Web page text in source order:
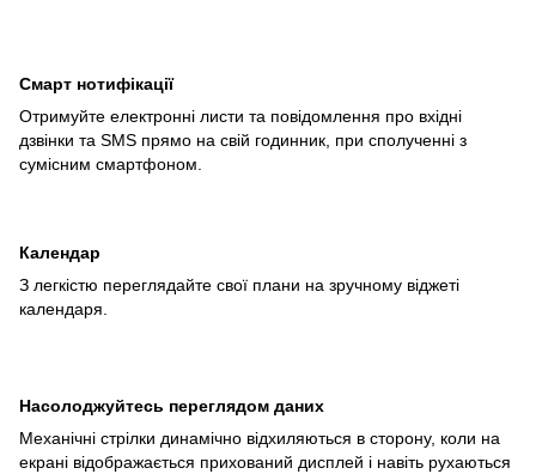
Смарт нотифікації
Отримуйте електронні листи та повідомлення про вхідні
дзвінки та SMS прямо на свій годинник, при сполученні з
сумісним смартфоном.
Календар
З легкістю переглядайте свої плани на зручному віджеті
календаря.
Насолоджуйтесь переглядом даних
Механічні стрілки динамічно відхиляються в сторону, коли на
екрані відображається прихований дисплей і навіть рухаються